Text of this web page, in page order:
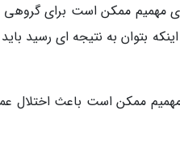
ممکن است برای گروهی از
بتوان به نتیجه ای رسید
ممکن است باعث اختلال